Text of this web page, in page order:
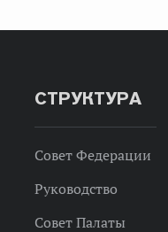
СТРУКТУРА
Совет Федерации
Руководство
Совет Палаты